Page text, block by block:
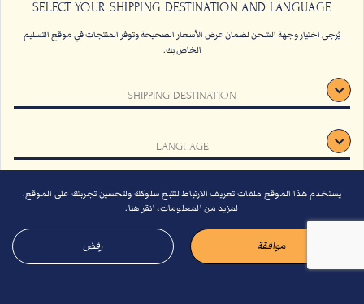
SELECT YOUR SHIPPING DESTINATION AND LANGUAGE
يُرجى اختيار وجهة الشحن لضمان عرض الأسعار الصحيحة وتوفر المنتجات في موقع التسليم
الخاص بك.
SHIPPING DESTINATION
LANGUAGE
تأكيد
يستخدم هذا الموقع ملفات تعريف الارتباط لتتبع سلوكك ولتحسين تجربتك على الموقع.
لمزيد من المعلومات، انقر هنا.
موافقة رفض
الشروط والأحكام
وظائف
الاستدامة
اشتراك